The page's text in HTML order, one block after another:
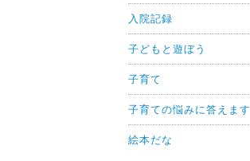
入院記録
子どもと遊ぼう
子育て
子育ての悩みに答えます
絵本だな